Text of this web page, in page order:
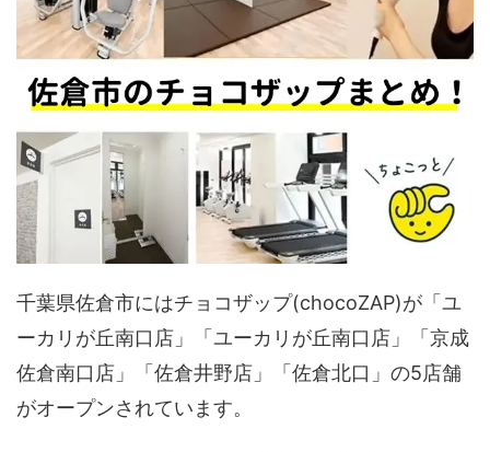
千葉県佐倉市にはチョコザップ(chocoZAP)が「ユ
ーカリが丘南口店」「ユーカリが丘南口店」「京成
佐倉南口店」「佐倉井野店」「佐倉北口」の5店舗
がオープンされています。